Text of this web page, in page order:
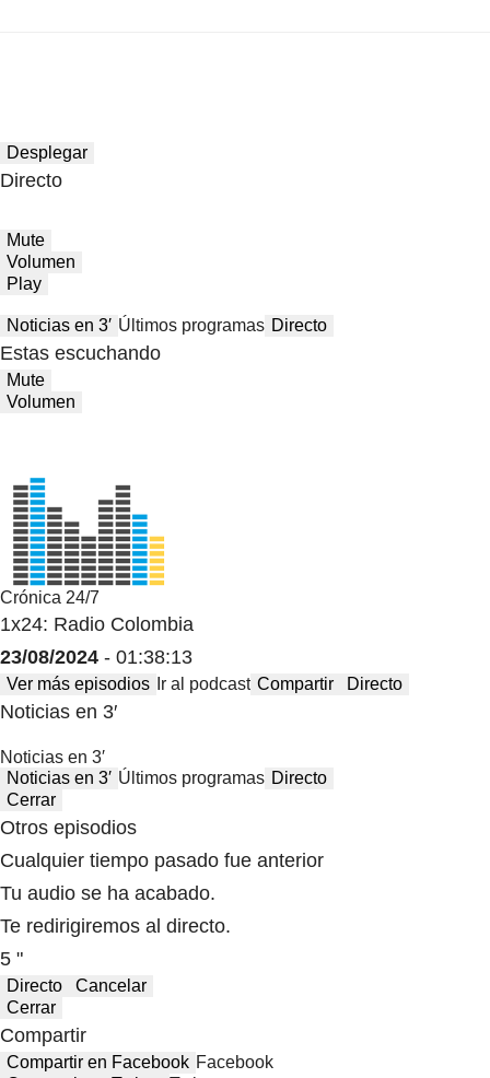
Desplegar
Directo
Mute
Volumen
Play
Noticias en 3′ Últimos programas Directo
Estas escuchando
Mute
Volumen
Crónica 24/7
1x24: Radio Colombia
23/08/2024 - 01:38:13
Ver más episodios Ir al podcast Compartir Directo
Noticias en 3′
Noticias en 3′
Noticias en 3′ Últimos programas Directo
Cerrar
Otros episodios
Cualquier tiempo pasado fue anterior
Tu audio se ha acabado.
Te redirigiremos al directo.
5 "
Directo
Cancelar
Cerrar
Compartir
Compartir en Facebook Facebook